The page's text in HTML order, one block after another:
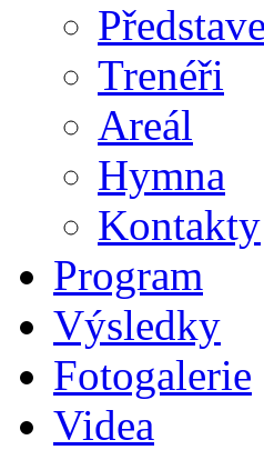
Trenéři
Areál
Hymna
Kontakty
Program
Výsledky
Fotogalerie
Videa